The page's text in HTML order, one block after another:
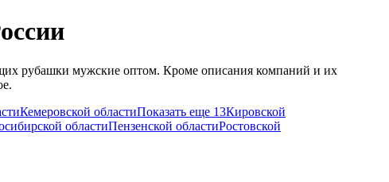
рубашки мужские оптом. Кроме описания компаний и их
Кемеровской областиПоказать еще 13Кировской
областиПензенской областиРостовской